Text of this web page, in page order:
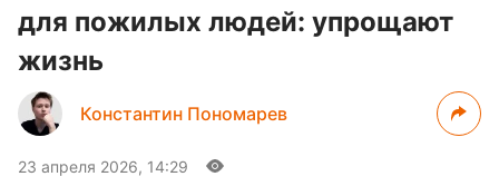
для пожилых людей: упрощают
жизнь
Константин Пономарев
23 апреля 2026, 14:29